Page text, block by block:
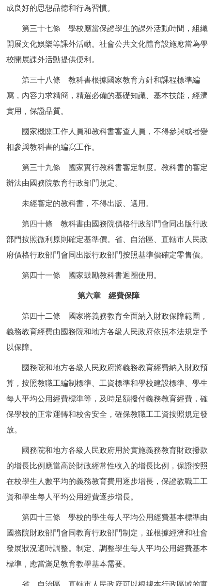
成良好的思想品德和行為習慣。
第三十七條 學校應當保證學生的課外活動時間，組織
開展文化娛樂等課外活動。社會公共文化體育設施應當為學
校開展課外活動提供便利。
第三十八條 教科書根據國家教育方針和課程標準編
寫，內容力求精簡，精選必備的基礎知識、基本技能，經濟
實用，保證品質。
國家機關工作人員和教科書審查人員，不得參與或者變
相參與教科書的編寫工作。
第三十九條 國家實行教科書審定制度。教科書的審定
辦法由國務院教育行政部門規定。
未經審定的教科書，不得出版、選用。
第四十條 教科書由國務院價格行政部門會同出版行政
部門按照微利原則確定基準價。省、自治區、直轄市人民政
府價格行政部門會同出版行政部門按照基準價確定零售價。
第四十一條 國家鼓勵教科書迴圈使用。
第六章 經費保障
第四十二條 國家將義務教育全面納入財政保障範圍，
義務教育經費由國務院和地方各級人民政府依照本法規定予
以保障。
國務院和地方各級人民政府將義務教育經費納入財政預
算，按照教職工編制標準、工資標準和學校建設標準、學生
每人平均公用經費標準等，及時足額撥付義務教育經費，確
保學校的正常運轉和校舍安全，確保教職工工資按照規定發
放。
國務院和地方各級人民政府用於實施義務教育財政撥款
的增長比例應當高於財政經常性收入的增長比例，保證按照
在校學生人數平均的義務教育費用逐步增長，保證教職工工
資和學生每人平均公用經費逐步增長。
第四十三條 學校的學生每人平均公用經費基本標準由
國務院財政部門會同教育行政部門制定，並根據經濟和社會
發展狀況適時調整。制定、調整學生每人平均公用經費基本
標準，應當滿足教育教學基本需要。
省、自治區、直轄市人民政府可以根據本行政區域的實